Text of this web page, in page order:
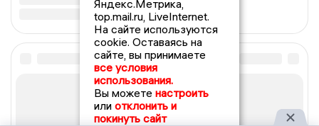
Яндекс.Метрика,
top.mail.ru, LiveInternet.
На сайте используются
cookie. Оставаясь на
сайте, вы принимаете
все условия
использования.
Вы можете настроить
или отклонить и
покинуть сайт